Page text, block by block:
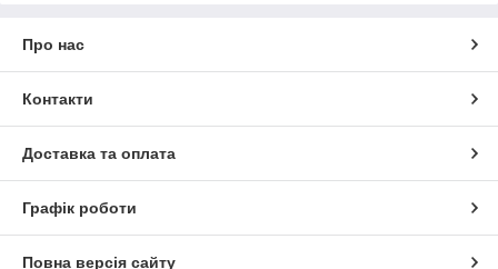
Про нас
Контакти
Доставка та оплата
Графік роботи
Повна версія сайту